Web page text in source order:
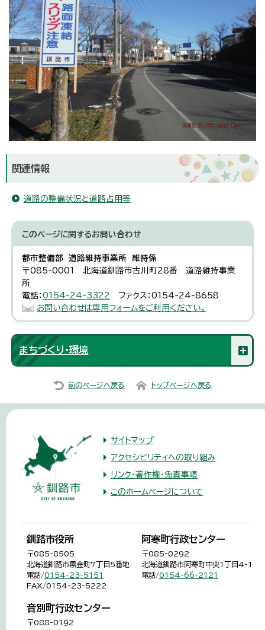
関連情報
道路の整備状況と道路占用等
このページに関するお問い合わせ
都市整備部 道路維持事業所 維持係
〒085-0001 北海道釧路市古川町28番 道路維持事業
所
電話：0154-24-3322
ファクス：0154-24-8658
お問い合わせは専用フォームをご利用ください。
まちづくり・環境
前のページへ戻る トップページへ戻る
サイトマップ
アクセシビリティへの取り組み
リンク・著作権・免責事項
このホームページについて
釧路市役所
〒085-8505
北海道釧路市黒金町7丁目5番地
電話/0154-23-5151
FAX/0154-23-5222
阿寒町行政センター
〒085-0292
北海道釧路市阿寒町中央1丁目4-1
電話/0154-66-2121
音別町行政センター
〒088-0192